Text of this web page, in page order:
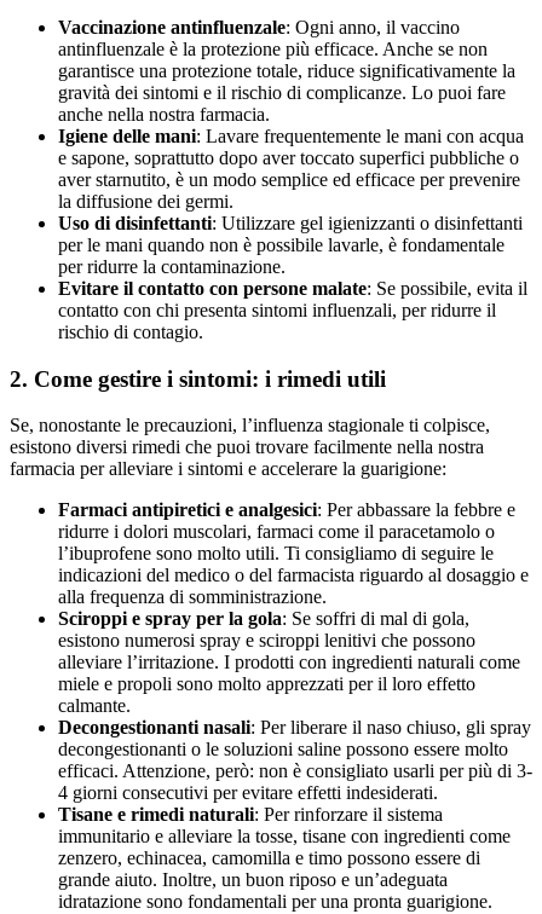
Vaccinazione antinfluenzale: Ogni anno, il vaccino
antinfluenzale è la protezione più efficace. Anche se non
garantisce una protezione totale, riduce significativamente la
gravità dei sintomi e il rischio di complicanze. Lo puoi fare
anche nella nostra farmacia.
Igiene delle mani: Lavare frequentemente le mani con acqua
e sapone, soprattutto dopo aver toccato superfici pubbliche o
aver starnutito, è un modo semplice ed efficace per prevenire
la diffusione dei germi.
Uso di disinfettanti: Utilizzare gel igienizzanti o disinfettanti
per le mani quando non è possibile lavarle, è fondamentale
per ridurre la contaminazione.
Evitare il contatto con persone malate: Se possibile, evita il
contatto con chi presenta sintomi influenzali, per ridurre il
rischio di contagio.
2. Come gestire i sintomi: i rimedi utili
Se, nonostante le precauzioni, l’influenza stagionale ti colpisce,
esistono diversi rimedi che puoi trovare facilmente nella nostra
farmacia per alleviare i sintomi e accelerare la guarigione:
Farmaci antipiretici e analgesici: Per abbassare la febbre e
ridurre i dolori muscolari, farmaci come il paracetamolo o
l’ibuprofene sono molto utili. Ti consigliamo di seguire le
indicazioni del medico o del farmacista riguardo al dosaggio e
alla frequenza di somministrazione.
Sciroppi e spray per la gola: Se soffri di mal di gola,
esistono numerosi spray e sciroppi lenitivi che possono
alleviare l’irritazione. I prodotti con ingredienti naturali come
miele e propoli sono molto apprezzati per il loro effetto
calmante.
Decongestionanti nasali: Per liberare il naso chiuso, gli spray
decongestionanti o le soluzioni saline possono essere molto
efficaci. Attenzione, però: non è consigliato usarli per più di 3-
4 giorni consecutivi per evitare effetti indesiderati.
Tisane e rimedi naturali: Per rinforzare il sistema
immunitario e alleviare la tosse, tisane con ingredienti come
zenzero, echinacea, camomilla e timo possono essere di
grande aiuto. Inoltre, un buon riposo e un’adeguata
idratazione sono fondamentali per una pronta guarigione.